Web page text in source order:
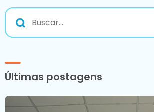
Últimas postagens